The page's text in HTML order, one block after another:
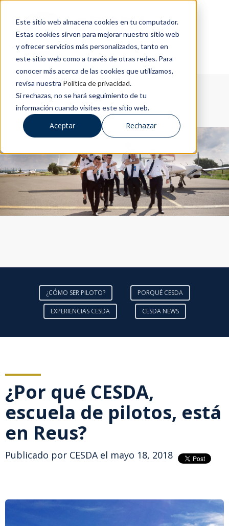
Este sitio web almacena cookies en tu computador.
Estas cookies sirven para mejorar nuestro sitio web
y ofrecer servicios más personalizados, tanto en
este sitio web como a través de otras redes. Para
conocer más acerca de las cookies que utilizamos,
revisa nuestra Política de privacidad.
Si rechazas, no se hará seguimiento de tu
información cuando visites este sitio web.
Aceptar Rechazar
¿CÓMO SER PILOTO? PORQUÉ CESDA
EXPERIENCIAS CESDA CESDA NEWS
¿Por qué CESDA,
escuela de pilotos, está
en Reus?
Publicado por CESDAel mayo 18, 2018